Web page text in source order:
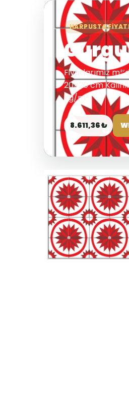
HARPUSTA
Fiyatlarımız
20×20 cm
kg/m²
8.611,36 ₺